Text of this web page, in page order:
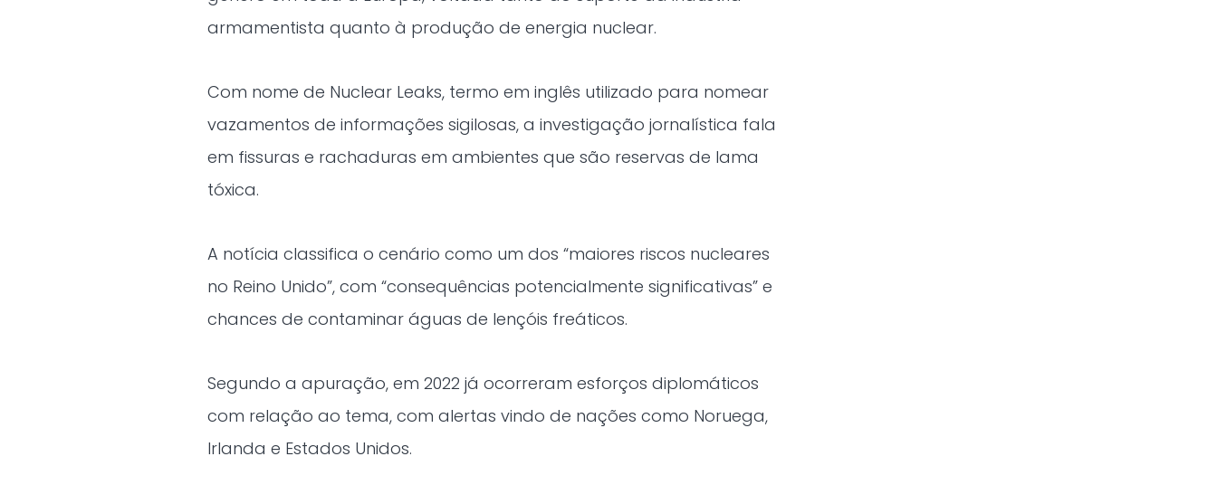
armamentista quanto à produção de energia nuclear.
Com nome de Nuclear Leaks, termo em inglês utilizado para nomear
vazamentos de informações sigilosas, a investigação jornalística fala
em fissuras e rachaduras em ambientes que são reservas de lama
tóxica.
A notícia classifica o cenário como um dos “maiores riscos nucleares
no Reino Unido”, com “consequências potencialmente significativas” e
chances de contaminar águas de lençóis freáticos.
Segundo a apuração, em 2022 já ocorreram esforços diplomáticos
com relação ao tema, com alertas vindo de nações como Noruega,
Irlanda e Estados Unidos.